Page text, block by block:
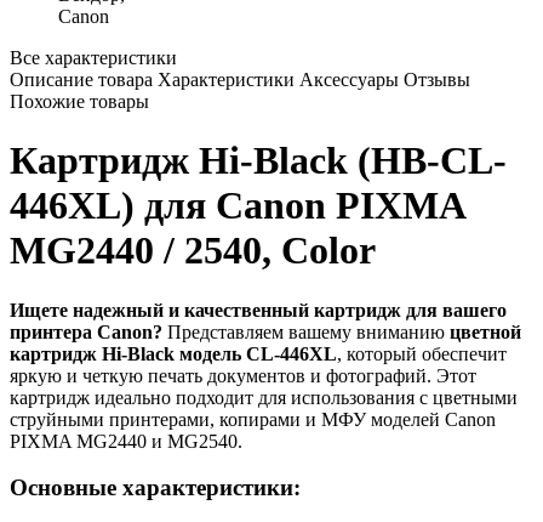
Canon
Все характеристики
Описание товара Характеристики Аксессуары Отзывы
Похожие товары
Картридж Hi-Black (HB-CL-
446XL) для Canon PIXMA
MG2440 / 2540, Color
Ищете надежный и качественный картридж для вашего
принтера Canon? Представляем вашему вниманию цветной
картридж Hi-Black модель CL-446XL, который обеспечит
яркую и четкую печать документов и фотографий. Этот
картридж идеально подходит для использования с цветными
струйными принтерами, копирами и МФУ моделей Canon
PIXMA MG2440 и MG2540.
Основные характеристики: